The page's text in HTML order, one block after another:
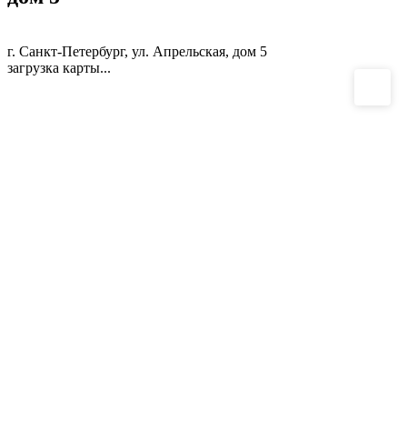
г. Санкт-Петербург, ул. Апрельская, дом 5
загрузка карты...